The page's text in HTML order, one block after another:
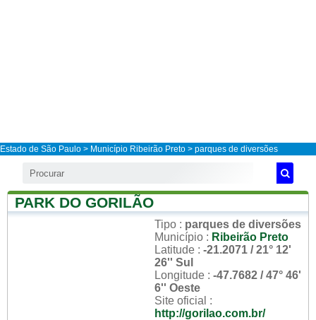
Estado de São Paulo > Município Ribeirão Preto > parques de diversões
PARK DO GORILÃO
Tipo : parques de diversões
Município : Ribeirão Preto
Latitude : -21.2071 / 21° 12'
26'' Sul
Longitude : -47.7682 / 47° 46'
6'' Oeste
Site oficial :
http://gorilao.com.br/